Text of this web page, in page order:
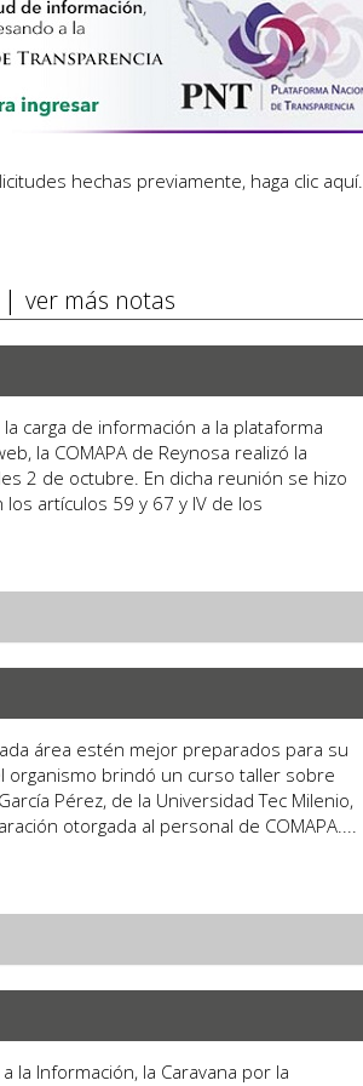
hechas previamente, haga clic aquí.
ver más notas
carga de información a la plataforma
la COMAPA de Reynosa realizó la
2 de octubre. En dicha reunión se hizo
artículos 59 y 67 y IV de los
área estén mejor preparados para su
organismo brindó un curso taller sobre
Pérez, de la Universidad Tec Milenio,
otorgada al personal de COMAPA....
la Información, la Caravana por la